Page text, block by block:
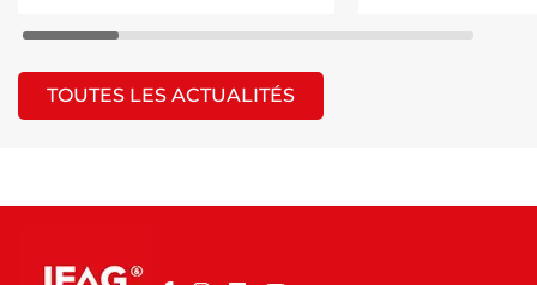
TOUTES LES ACTUALITÉS